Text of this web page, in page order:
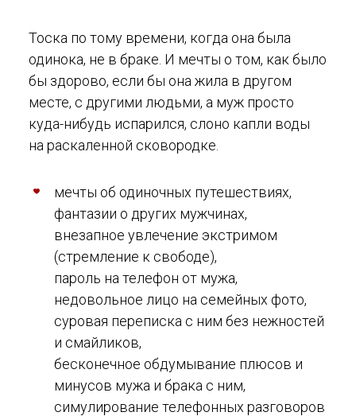
Тоска по тому времени, когда она была
одинока, не в браке. И мечты о том, как было
бы здорово, если бы она жила в другом
месте, с другими людьми, а муж просто
куда-нибудь испарился, слоно капли воды
на раскаленной сковородке.
мечты об одиночных путешествиях,
фантазии о других мужчинах,
внезапное увлечение экстримом
(стремление к свободе),
пароль на телефон от мужа,
недовольное лицо на семейных фото,
суровая переписка с ним без нежностей
и смайликов,
бесконечное обдумывание плюсов и
минусов мужа и брака с ним,
симулирование телефонных разговоров